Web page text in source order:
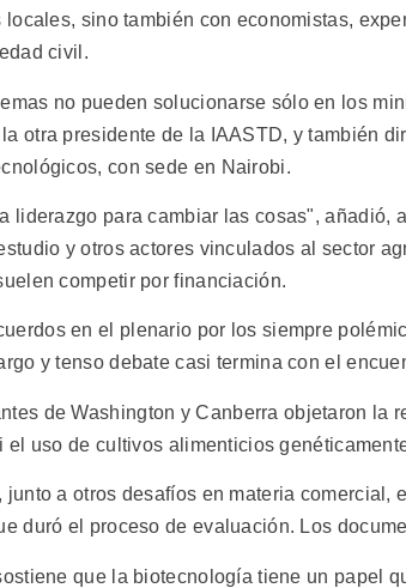
locales, sino también con economistas,
civil.
no pueden solucionarse sólo en los
otra presidente de la IAASTD, y también
con sede en Nairobi.
liderazgo para cambiar las cosas", añadió,
y otros actores vinculados al sector
competir por financiación.
en el plenario por los siempre
y tenso debate casi termina con el
de Washington y Canberra objetaron la
el uso de cultivos alimenticios
junto a otros desafíos en materia comercial,
duró el proceso de evaluación. Los
que la biotecnología tiene un papel